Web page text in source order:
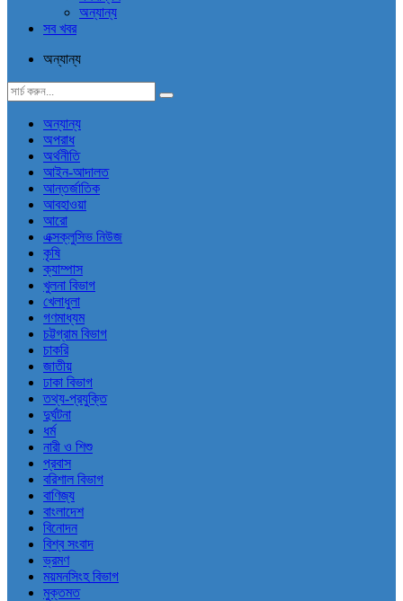
অন্যান্য
সব খবর
অন্যান্য
অন্যান্য
অপরাধ
অর্থনীতি
আইন-আদালত
আন্তর্জাতিক
আবহাওয়া
আরো
এক্সক্লুসিভ নিউজ
কৃষি
ক্যাম্পাস
খুলনা বিভাগ
খেলাধুলা
গণমাধ্যম
চট্টগ্রাম বিভাগ
চাকরি
জাতীয়
ঢাকা বিভাগ
তথ্য-প্রযুক্তি
দুর্ঘটনা
ধর্ম
নারী ও শিশু
প্রবাস
বরিশাল বিভাগ
বাণিজ্য
বাংলাদেশ
বিনোদন
বিশ্ব সংবাদ
ভ্রমণ
ময়মনসিংহ বিভাগ
মুক্তমত